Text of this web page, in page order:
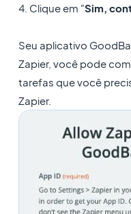
4. Clique em "Sim,
Seu aplicativo
Zapier, você pode
tarefas que você
Zapier.